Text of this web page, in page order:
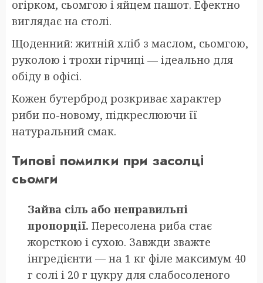
огірком, сьомгою і яйцем пашот. Ефектно
виглядає на столі.
Щоденний: житній хліб з маслом, сьомгою,
руколою і трохи гірчиці — ідеально для
обіду в офісі.
Кожен бутерброд розкриває характер
риби по-новому, підкреслюючи її
натуральний смак.
Типові помилки при засолці
сьомги
Зайва сіль або неправильні
пропорції. Пересолена риба стає
жорсткою і сухою. Завжди зважте
інгредієнти — на 1 кг філе максимум 40
г солі і 20 г цукру для слабосоленого